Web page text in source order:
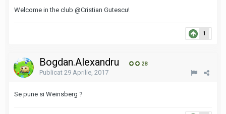
Welcome in the club @Cristian Gutescu!
1
Bogdan.Alexandru 28
Publicat 29 Aprilie, 2017
Se pune si Weinsberg ?